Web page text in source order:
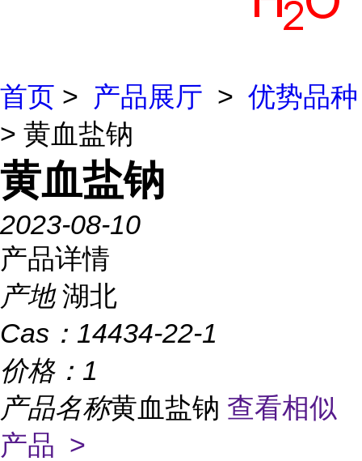
首页 > 产品展厅 > 优势品种
> 黄血盐钠
黄血盐钠
2023-08-10
产品详情
产地 湖北
Cas： 14434-22-1
价格： 1
产品名称黄血盐钠 查看相似
产品 >